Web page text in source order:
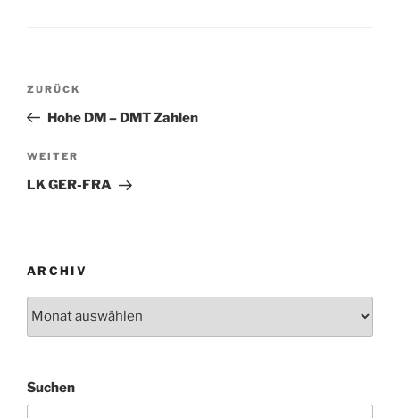
Beitragsnavigation
Vorheriger
Beitrag
ZURÜCK
Hohe DM – DMT Zahlen
Nächster
Beitrag
WEITER
LK GER-FRA
ARCHIV
Suchen